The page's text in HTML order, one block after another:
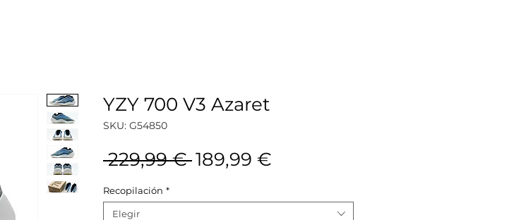
YZY 700 V3 Azaret
SKU: G54850
229,99 € Precio
189,99 €
oferta
Recopilación *
Elegir